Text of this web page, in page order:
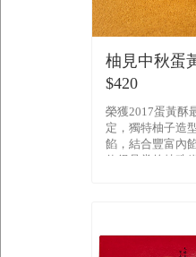
柚見中秋蛋
$420
榮獲2017蛋黃酥
定，獨特柚子造
餡，結合豐富內